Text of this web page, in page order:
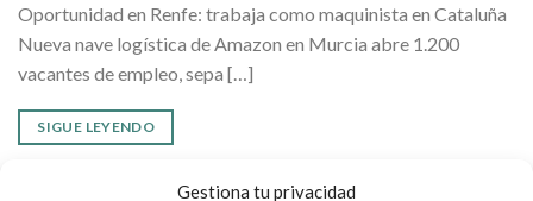
Gestiona tu privacidad
Oportunidad en Renfe: trabaja como maquinista en Cataluña
Nueva nave logística de Amazon en Murcia abre 1.200
vacantes de empleo, sepa […]
SIGUE LEYENDO